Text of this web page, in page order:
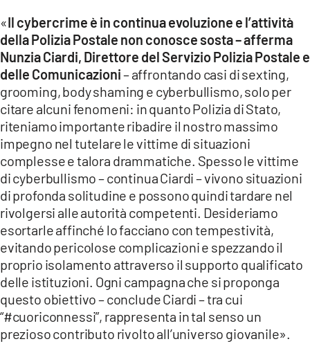
«Il cybercrime è in continua evoluzione e l’attività
della Polizia Postale non conosce sosta – afferma
Nunzia Ciardi, Direttore del Servizio Polizia Postale e
delle Comunicazioni– affrontando casi di sexting,
grooming, body shaming e cyberbullismo, solo per
citare alcuni fenomeni: in quanto Polizia di Stato,
riteniamo importante ribadire il nostro massimo
impegno nel tutelare le vittime di situazioni
complesse e talora drammatiche. Spesso le vittime
di cyberbullismo – continua Ciardi – vivono situazioni
di profonda solitudine e possono quindi tardare nel
rivolgersi alle autorità competenti. Desideriamo
esortarle affinché lo facciano con tempestività,
evitando pericolose complicazioni e spezzando il
proprio isolamento attraverso il supporto qualificato
delle istituzioni. Ogni campagna che si proponga
questo obiettivo – conclude Ciardi – tra cui
“#cuoriconnessi”, rappresenta in tal senso un
prezioso contributo rivolto all’universo giovanile».